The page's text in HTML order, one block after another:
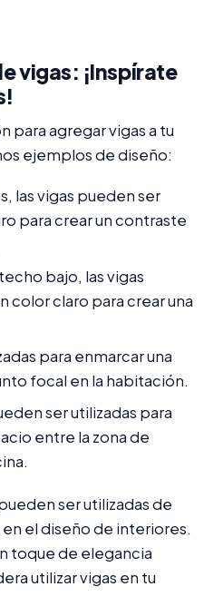
vigas: ¡Inspírate
para agregar vigas a tu
ejemplos de diseño:
las vigas pueden ser
para crear un contraste
bajo, las vigas
color claro para crear una
para enmarcar una
focal en la habitación.
ser utilizadas para
entre la zona de
ser utilizadas de
el diseño de interiores.
toque de elegancia
utilizar vigas en tu